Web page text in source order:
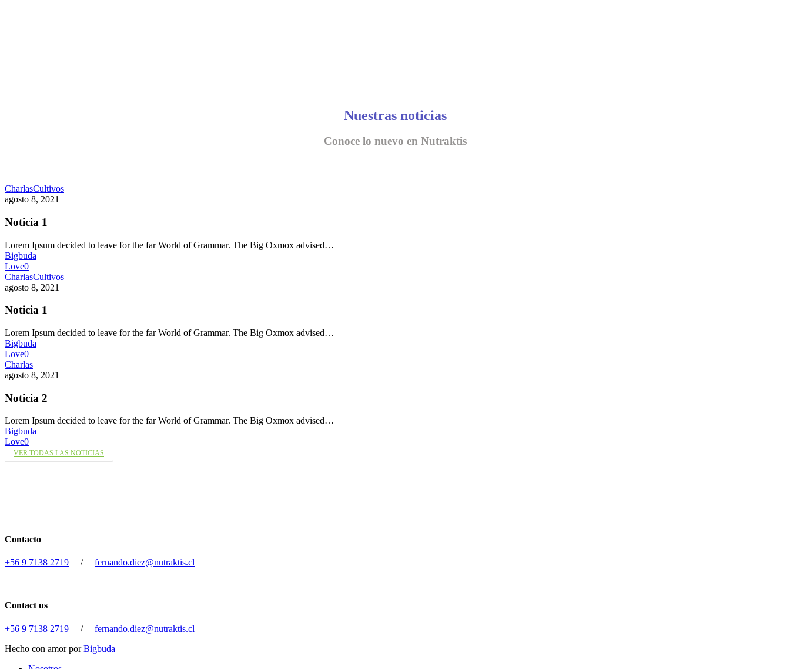
Nuestras noticias
Conoce lo nuevo en Nutraktis
CharlasCultivos
agosto 8, 2021
Noticia 1
Lorem Ipsum decided to leave for the far World of Grammar. The Big Oxmox advised…
Bigbuda
Love0
CharlasCultivos
agosto 8, 2021
Noticia 1
Lorem Ipsum decided to leave for the far World of Grammar. The Big Oxmox advised…
Bigbuda
Love0
Charlas
agosto 8, 2021
Noticia 2
Lorem Ipsum decided to leave for the far World of Grammar. The Big Oxmox advised…
Bigbuda
Love0
VER TODAS LAS NOTICIAS
Contacto
+56 9 7138 2719 / fernando.diez@nutraktis.cl
Contact us
+56 9 7138 2719 / fernando.diez@nutraktis.cl
Hecho con amor porBigbuda